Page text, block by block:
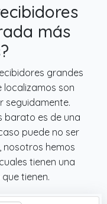
más
grandes
son
seguidamente.
barato es de una
puede no ser
nosotros hemos
tienen una
tienen.